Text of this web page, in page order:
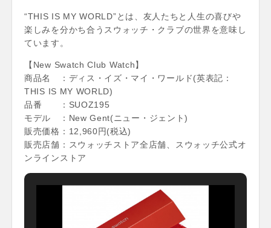
“THIS IS MY WORLD”とは、友人たちと人生の喜びや
楽しみを分かち合うスウォッチ・クラブの世界を意味し
ています。
【New Swatch Club Watch】
商品名 ：ディス・イズ・マイ・ワールド(英表記：
THIS IS MY WORLD)
品番 ：SUOZ195
モデル ：New Gent(ニュー・ジェント)
販売価格：12,960円(税込)
販売店舗：スウォッチストア全店舗、スウォッチ公式オ
ンラインストア